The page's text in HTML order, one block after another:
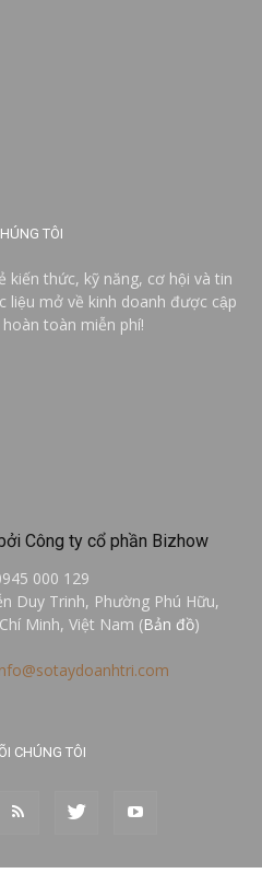
TÔI
kiến thức, kỹ năng, cơ hội và tin
liệu mở về kinh doanh được cập
toàn miễn phí!
Công ty cổ phần Bizhow
000 129
Duy Trinh, Phường Phú Hữu,
Minh, Việt Nam (Bản đồ)
CHÚNG TÔI